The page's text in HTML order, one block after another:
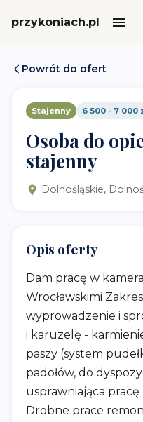
przykoniach.pl
Powrót do ofert
Stajenny 6 500 - 7 000
Osoba do
stajenny
Dolnośląskie,
Opis oferty
Dam pracę w
Wrocławskimi
wyprowadzenie i
i karuzelę -
paszy (system
padołów, do
usprawniająca
Drobne prace